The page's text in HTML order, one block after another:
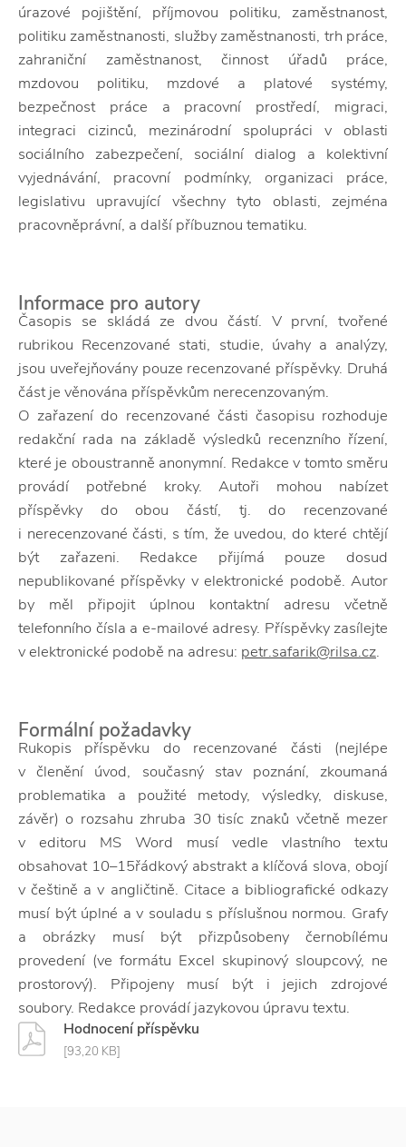
úrazové pojištění, příjmovou politiku, zaměstnanost,
politiku zaměstnanosti, služby zaměstnanosti, trh práce,
zahraniční zaměstnanost, činnost úřadů práce,
mzdovou politiku, mzdové a platové systémy,
bezpečnost práce a pracovní prostředí, migraci,
integraci cizinců, mezinárodní spolupráci v oblasti
sociálního zabezpečení, sociální dialog a kolektivní
vyjednávání, pracovní podmínky, organizaci práce,
legislativu upravující všechny tyto oblasti, zejména
pracovněprávní, a další příbuznou tematiku.
Informace pro autory
Časopis se skládá ze dvou částí. V první, tvořené
rubrikou Recenzované stati, studie, úvahy a analýzy,
jsou uveřejňovány pouze recenzované příspěvky. Druhá
část je věnována příspěvkům nerecenzovaným.
O zařazení do recenzované části časopisu rozhoduje
redakční rada na základě výsledků recenzního řízení,
které je oboustranně anonymní. Redakce v tomto směru
provádí potřebné kroky. Autoři mohou nabízet
příspěvky do obou částí, tj. do recenzované
i nerecenzované části, s tím, že uvedou, do které chtějí
být zařazeni. Redakce přijímá pouze dosud
nepublikované příspěvky v elektronické podobě. Autor
by měl připojit úplnou kontaktní adresu včetně
telefonního čísla a e-mailové adresy. Příspěvky zasílejte
v elektronické podobě na adresu: petr.safarik@rilsa.cz.
Formální požadavky
Rukopis příspěvku do recenzované části (nejlépe
v členění úvod, současný stav poznání, zkoumaná
problematika a použité metody, výsledky, diskuse,
závěr) o rozsahu zhruba 30 tisíc znaků včetně mezer
v editoru MS Word musí vedle vlastního textu
obsahovat 10–15řádkový abstrakt a klíčová slova, obojí
v češtině a v angličtině. Citace a bibliografické odkazy
musí být úplné a v souladu s příslušnou normou. Grafy
a obrázky musí být přizpůsobeny černobílému
provedení (ve formátu Excel skupinový sloupcový, ne
prostorový). Připojeny musí být i jejich zdrojové
soubory. Redakce provádí jazykovou úpravu textu.
Hodnocení příspěvku
[93,20 KB]